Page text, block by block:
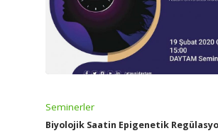
Seminerler
Biyolojik Saatin Epigenetik